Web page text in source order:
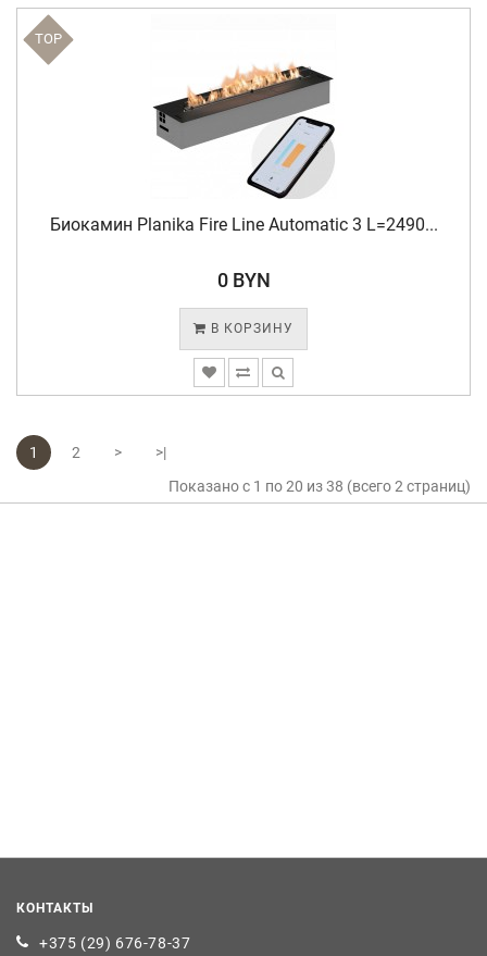
TOP
Биокамин Planika Fire Line Automatic 3 L=2490...
0 BYN
В КОРЗИНУ
1 2 >
>|
Показано с 1 по 20 из 38 (всего 2 страниц)
КОНТАКТЫ
+375 (29) 676-78-37